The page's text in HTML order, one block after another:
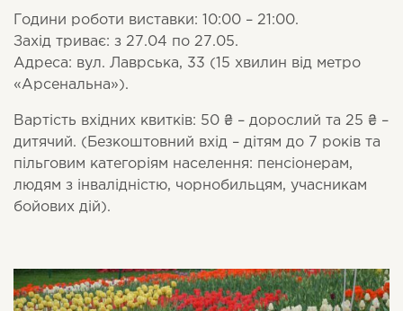
Години роботи виставки: 10:00 – 21:00.
Захід триває: з 27.04 по 27.05.
Адреса: вул. Лаврська, 33 (15 хвилин від метро
«Арсенальна»).
Вартість вхідних квитків: 50 ₴ – дорослий та 25 ₴ –
дитячий. (Безкоштовний вхід – дітям до 7 років та
пільговим категоріям населення: пенсіонерам,
людям з інвалідністю, чорнобильцям, учасникам
бойових дій).